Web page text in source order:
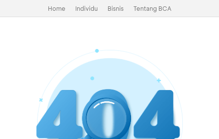
Home Individu Bisnis Tentang BCA